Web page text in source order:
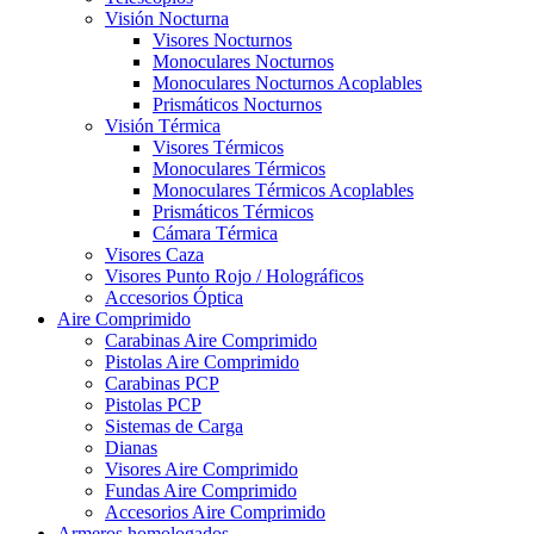
Visión Nocturna
Visores Nocturnos
Monoculares Nocturnos
Monoculares Nocturnos Acoplables
Prismáticos Nocturnos
Visión Térmica
Visores Térmicos
Monoculares Térmicos
Monoculares Térmicos Acoplables
Prismáticos Térmicos
Cámara Térmica
Visores Caza
Visores Punto Rojo / Holográficos
Accesorios Óptica
Aire Comprimido
Carabinas Aire Comprimido
Pistolas Aire Comprimido
Carabinas PCP
Pistolas PCP
Sistemas de Carga
Dianas
Visores Aire Comprimido
Fundas Aire Comprimido
Accesorios Aire Comprimido